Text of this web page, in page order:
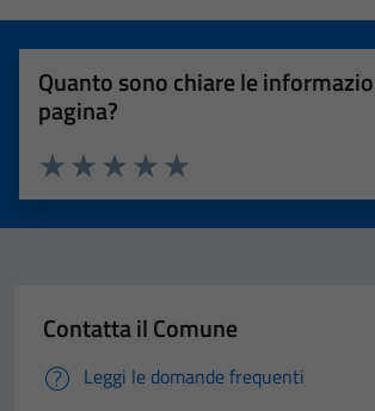
Quanto sono chiare le
pagina?
Valuta 5 stelle su 5
Valuta 4 stelle su 5
Valuta 3 stelle su 5
Valuta 2 stelle su 5
Valuta 1 stelle su 5
Contatta il Comune
Leggi le domande frequenti